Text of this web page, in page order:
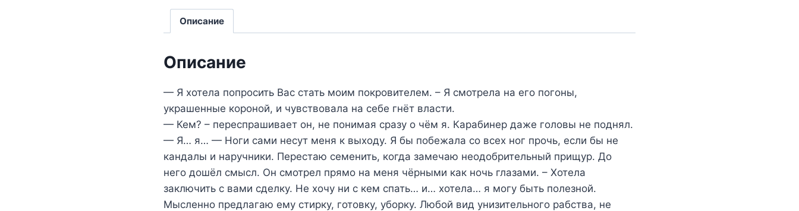
Описание
Описание
— Я хотела попросить Вас стать моим покровителем. – Я смотрела на его погоны,
украшенные короной, и чувствовала на себе гнёт власти.
— Кем? – переспрашивает он, не понимая сразу о чём я. Карабинер даже головы не поднял.
— Я… я… — Ноги сами несут меня к выходу. Я бы побежала со всех ног прочь, если бы не
кандалы и наручники. Перестаю семенить, когда замечаю неодобрительный прищур. До
него дошёл смысл. Он смотрел прямо на меня чёрными как ночь глазами. – Хотела
заключить с вами сделку. Не хочу ни с кем спать… и… хотела… я могу быть полезной.
Мысленно предлагаю ему стирку, готовку, уборку. Любой вид унизительного рабства, не